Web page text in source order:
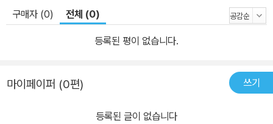
구매자 (0) 전체 (0)
등록된 평이 없습니다.
마이페이퍼 (0편) 쓰기
등록된 글이 없습니다